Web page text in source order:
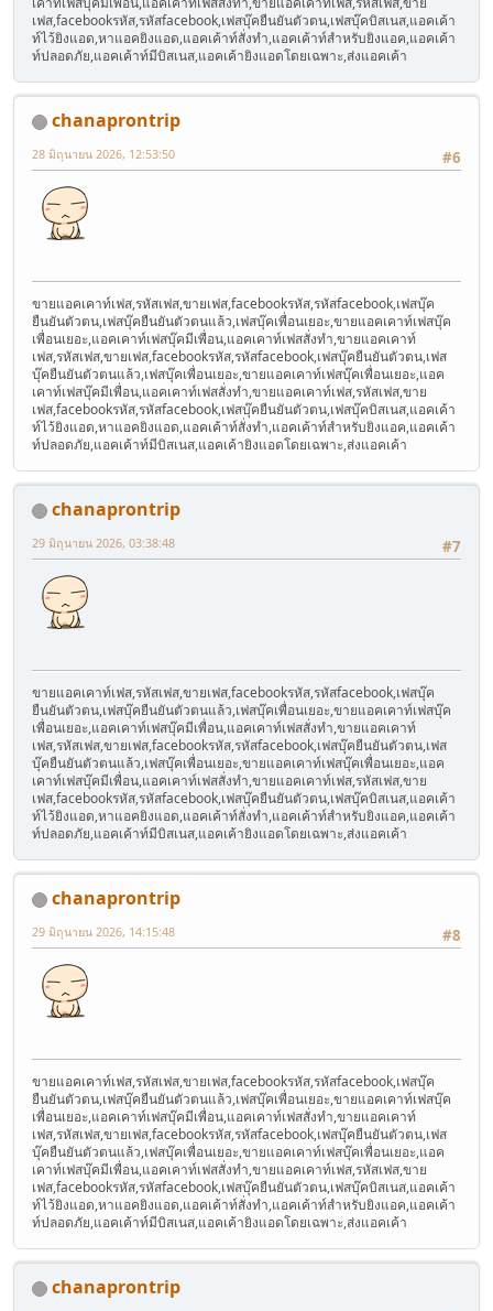
เฟส,facebookรหัส,รหัสfacebook,เฟสบุ๊คยืนยันตัวตน,เฟสบุ๊คบิสเนส,แอคเค้า
ท์ไว้ยิงแอด,หาแอคยิงแอด,แอคเค้าท์สั่งทำ,แอคเค้าท์สำหรับยิงแอค,แอคเค้า
ท์ปลอดภัย,แอคเค้าท์มีบิสเนส,แอคเค้ายิงแอดโดยเฉพาะ,ส่งแอคเค้า
chanaprontrip
#6
28 มิถุนายน 2026, 12:53:50
ขายแอคเคาท์เฟส,รหัสเฟส,ขายเฟส,facebookรหัส,รหัสfacebook,เฟสบุ๊ค
ยืนยันตัวตน,เฟสบุ๊คยืนยันตัวตนแล้ว,เฟสบุ๊คเพื่อนเยอะ,ขายแอคเคาท์เฟสบุ๊ค
เพื่อนเยอะ,แอคเคาท์เฟสบุ๊คมีเพื่อน,แอคเคาท์เฟสสั่งทำ,ขายแอคเคาท์
เฟส,รหัสเฟส,ขายเฟส,facebookรหัส,รหัสfacebook,เฟสบุ๊คยืนยันตัวตน,เฟส
บุ๊คยืนยันตัวตนแล้ว,เฟสบุ๊คเพื่อนเยอะ,ขายแอคเคาท์เฟสบุ๊คเพื่อนเยอะ,แอค
เคาท์เฟสบุ๊คมีเพื่อน,แอคเคาท์เฟสสั่งทำ,ขายแอคเคาท์เฟส,รหัสเฟส,ขาย
เฟส,facebookรหัส,รหัสfacebook,เฟสบุ๊คยืนยันตัวตน,เฟสบุ๊คบิสเนส,แอคเค้า
ท์ไว้ยิงแอด,หาแอคยิงแอด,แอคเค้าท์สั่งทำ,แอคเค้าท์สำหรับยิงแอค,แอคเค้า
ท์ปลอดภัย,แอคเค้าท์มีบิสเนส,แอคเค้ายิงแอดโดยเฉพาะ,ส่งแอคเค้า
chanaprontrip
#7
29 มิถุนายน 2026, 03:38:48
ขายแอคเคาท์เฟส,รหัสเฟส,ขายเฟส,facebookรหัส,รหัสfacebook,เฟสบุ๊ค
ยืนยันตัวตน,เฟสบุ๊คยืนยันตัวตนแล้ว,เฟสบุ๊คเพื่อนเยอะ,ขายแอคเคาท์เฟสบุ๊ค
เพื่อนเยอะ,แอคเคาท์เฟสบุ๊คมีเพื่อน,แอคเคาท์เฟสสั่งทำ,ขายแอคเคาท์
เฟส,รหัสเฟส,ขายเฟส,facebookรหัส,รหัสfacebook,เฟสบุ๊คยืนยันตัวตน,เฟส
บุ๊คยืนยันตัวตนแล้ว,เฟสบุ๊คเพื่อนเยอะ,ขายแอคเคาท์เฟสบุ๊คเพื่อนเยอะ,แอค
เคาท์เฟสบุ๊คมีเพื่อน,แอคเคาท์เฟสสั่งทำ,ขายแอคเคาท์เฟส,รหัสเฟส,ขาย
เฟส,facebookรหัส,รหัสfacebook,เฟสบุ๊คยืนยันตัวตน,เฟสบุ๊คบิสเนส,แอคเค้า
ท์ไว้ยิงแอด,หาแอคยิงแอด,แอคเค้าท์สั่งทำ,แอคเค้าท์สำหรับยิงแอค,แอคเค้า
ท์ปลอดภัย,แอคเค้าท์มีบิสเนส,แอคเค้ายิงแอดโดยเฉพาะ,ส่งแอคเค้า
chanaprontrip
#8
29 มิถุนายน 2026, 14:15:48
ขายแอคเคาท์เฟส,รหัสเฟส,ขายเฟส,facebookรหัส,รหัสfacebook,เฟสบุ๊ค
ยืนยันตัวตน,เฟสบุ๊คยืนยันตัวตนแล้ว,เฟสบุ๊คเพื่อนเยอะ,ขายแอคเคาท์เฟสบุ๊ค
เพื่อนเยอะ,แอคเคาท์เฟสบุ๊คมีเพื่อน,แอคเคาท์เฟสสั่งทำ,ขายแอคเคาท์
เฟส,รหัสเฟส,ขายเฟส,facebookรหัส,รหัสfacebook,เฟสบุ๊คยืนยันตัวตน,เฟส
บุ๊คยืนยันตัวตนแล้ว,เฟสบุ๊คเพื่อนเยอะ,ขายแอคเคาท์เฟสบุ๊คเพื่อนเยอะ,แอค
เคาท์เฟสบุ๊คมีเพื่อน,แอคเคาท์เฟสสั่งทำ,ขายแอคเคาท์เฟส,รหัสเฟส,ขาย
เฟส,facebookรหัส,รหัสfacebook,เฟสบุ๊คยืนยันตัวตน,เฟสบุ๊คบิสเนส,แอคเค้า
ท์ไว้ยิงแอด,หาแอคยิงแอด,แอคเค้าท์สั่งทำ,แอคเค้าท์สำหรับยิงแอค,แอคเค้า
ท์ปลอดภัย,แอคเค้าท์มีบิสเนส,แอคเค้ายิงแอดโดยเฉพาะ,ส่งแอคเค้า
chanaprontrip